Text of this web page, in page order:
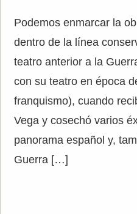
Podemos enmarcar la
dentro de la línea
teatro anterior a la
con su teatro en época
franquismo), cuando
Vega y cosechó varios
panorama español y,
Guerra […]